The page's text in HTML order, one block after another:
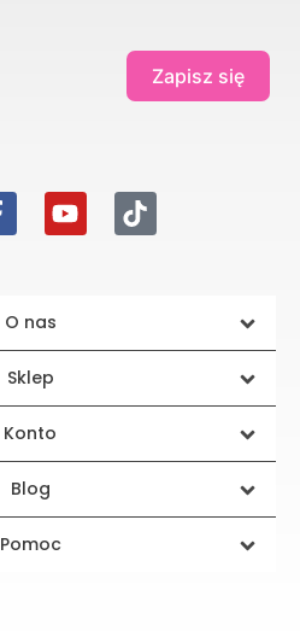
Zapisz się
O nas
Sklep
Konto
Blog
Pomoc